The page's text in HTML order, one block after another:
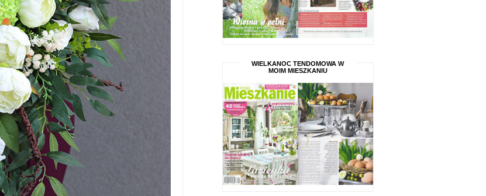
WIELKANOC TENDOMOWA W
MOIM MIESZKANIU